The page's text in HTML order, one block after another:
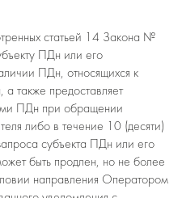
статьей 14 Закона №
ПДн или его
ПДн, относящихся к
также предоставляет
ПДн при обращении
либо в течение 10 (десяти)
субъекта ПДн или его
быть продлен, но не более
направления Оператором